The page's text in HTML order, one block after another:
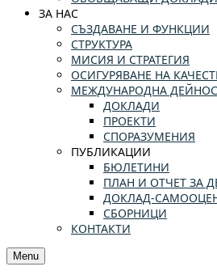
ЗА НАС
СЪЗДАВАНЕ И ФУНКЦИИ
СТРУКТУРА
МИСИЯ И СТРАТЕГИЯ
ОСИГУРЯВАНЕ НА
МЕЖДУНАРОДНА
ДОКЛАДИ
ПРОЕКТИ
СПОРАЗУМЕНИЯ
ПУБЛИКАЦИИ
БЮЛЕТИНИ
ПЛАН И ОТЧЕТ ЗА
ДОКЛАД-
СБОРНИЦИ
КОНТАКТИ
Menu